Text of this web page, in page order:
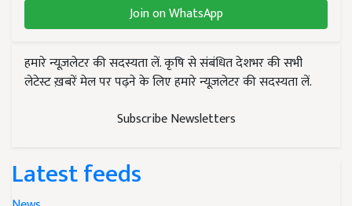
Join on WhatsApp
हमारे न्यूज़लेटर की सदस्यता लें. कृषि से संबंधित देशभर की सभी
लेटेस्ट ख़बरें मेल पर पढ़ने के लिए हमारे न्यूज़लेटर की सदस्यता लें.
Subscribe Newsletters
Latest feeds